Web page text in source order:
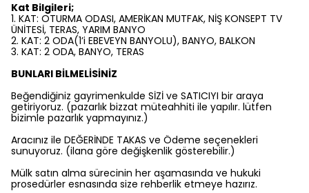
Kat Bilgileri;
1. KAT: OTURMA ODASI, AMERİKAN MUTFAK, NİŞ KONSEPT TV
ÜNİTESİ, TERAS, YARIM BANYO
2. KAT: 2 ODA(1’i EBEVEYN BANYOLU), BANYO, BALKON
3. KAT: 2 ODA, BANYO, TERAS
BUNLARI BİLMELİSİNİZ
Beğendiğiniz gayrimenkulde SİZİ ve SATICIYI bir araya
getiriyoruz. (pazarlık bizzat müteahhiti ile yapılır. lütfen
bizimle pazarlık yapmayınız.)
Aracınız ile DEĞERİNDE TAKAS ve Ödeme seçenekleri
sunuyoruz. (ilana göre değişkenlik gösterebilir.)
Mülk satın alma sürecinin her aşamasında ve hukuki
prosedürler esnasında size rehberlik etmeye hazırız.